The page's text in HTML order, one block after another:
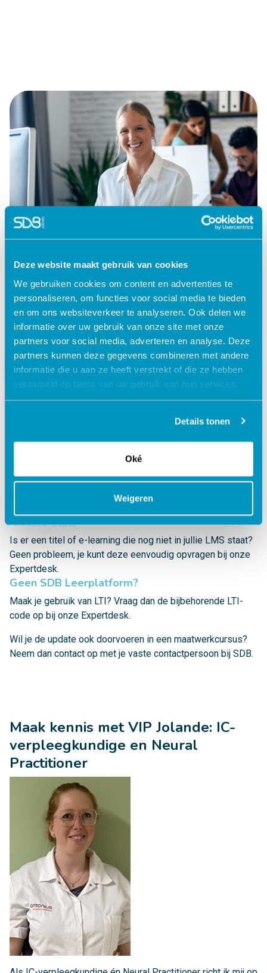
Deze website maakt gebruik van cookies
We gebruiken cookies om content en advertenties te
personaliseren, om functies voor social media te bieden
en om ons websiteverkeer te analyseren. Ook delen we
informatie over uw gebruik van onze site met onze
partners voor social media, adverteren en analyse. Deze
partners kunnen deze gegevens combineren met andere
informatie die u aan ze heeft verstrekt of die ze hebben
verzameld op basis van uw gebruik van hun services.
Details tonen
Oké
Weigeren
E-learnings publiceren in het LMS
Goed nieuws: eerder genoemde gereviseerde e-learnings
zijn automatisch geüpdatet naar versie 25.2. Nieuwe titels
of updates nodig? Vraag ze eenvoudig aan bij onze
Expertdesk.
Revisies
Zijn de eerder genoemde e-learnings al beschikbaar op
jullie leerplatform? Dan zijn ze automatisch bijgewerkt naar
voor het eerst, dan krijgt diegene automatisch de
vernieuwde versie te zien. Is de e-learning al eerder
gestart, dan gaat de medewerker verder in de versie waarin
nieuwste versie? Dan kun je ervoor kiezen om de e-
Nieuwe titels
Is er een titel of e-learning die nog niet in jullie LMS staat?
Geen probleem, je kunt deze eenvoudig opvragen bij onze
Expertdesk.
Geen SDB Leerplatform?
Maak je gebruik van LTI? Vraag dan de bijbehorende LTI-
code op bij onze Expertdesk.
Wil je de update ook doorvoeren in een maatwerkcursus?
Neem dan contact op met je vaste contactpersoon bij SDB.
Maak kennis met VIP Jolande: IC-
verpleegkundige en Neural
Practitioner